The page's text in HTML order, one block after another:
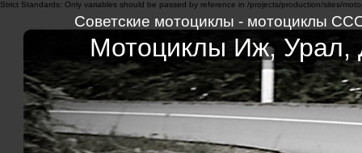
Strict Standards: Only variables should be passed by reference in /projects/production/sites/
Советские мотоциклы - мотоциклы
Мотоциклы Иж, Урал,